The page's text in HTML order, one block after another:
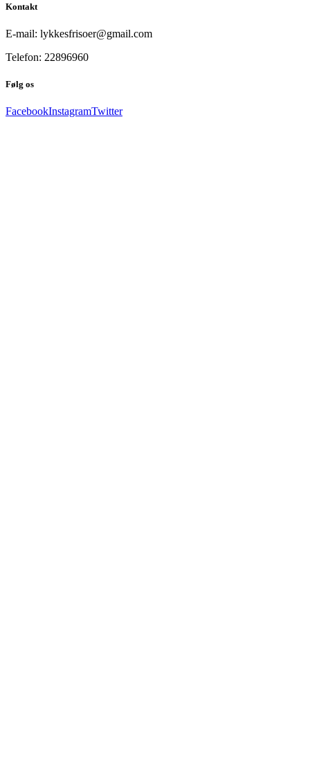
Kontakt
E-mail: lykkesfrisoer@gmail.com
Telefon: 22896960
Følg os
FacebookInstagramTwitter